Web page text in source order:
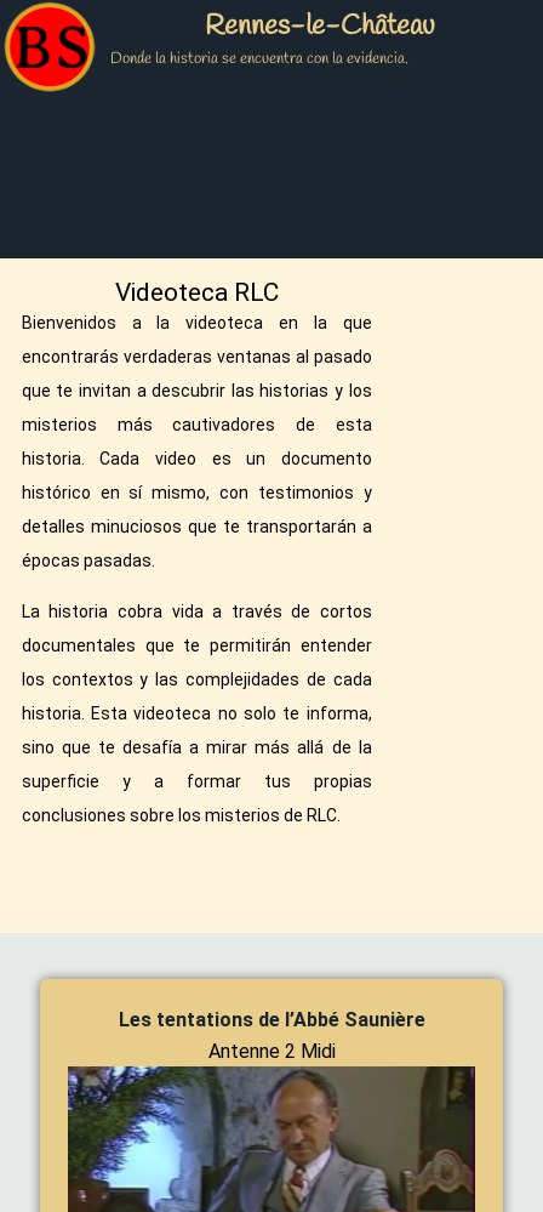
Rennes-le-Château
Donde la historia se encuentra con la evidencia.
Videoteca RLC
Bienvenidos a la videoteca en la que
encontrarás verdaderas ventanas al pasado
que te invitan a descubrir las historias y los
misterios más cautivadores de esta
historia. Cada video es un documento
histórico en sí mismo, con testimonios y
detalles minuciosos que te transportarán a
épocas pasadas.
La historia cobra vida a través de cortos
documentales que te permitirán entender
los contextos y las complejidades de cada
historia. Esta videoteca no solo te informa,
sino que te desafía a mirar más allá de la
superficie y a formar tus propias
conclusiones sobre los misterios de RLC.
Les tentations de l’Abbé Saunière
Antenne 2 Midi